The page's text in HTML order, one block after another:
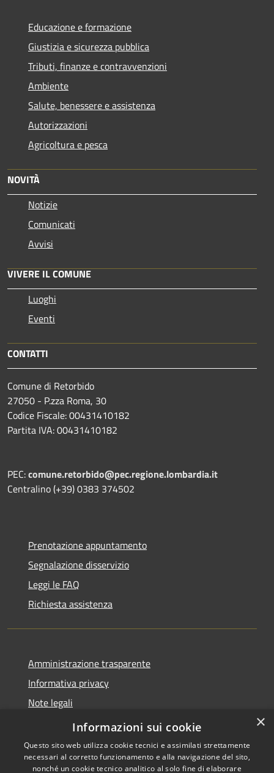
Educazione e formazione
Giustizia e sicurezza pubblica
Tributi, finanze e contravvenzioni
Ambiente
Salute, benessere e assistenza
Autorizzazioni
Agricoltura e pesca
NOVITÀ
Notizie
Comunicati
Avvisi
VIVERE IL COMUNE
Luoghi
Eventi
CONTATTI
Comune di Retorbido
27050 - P.zza Roma, 30
Codice Fiscale: 00431410182
Partita IVA: 00431410182
PEC:comune.retorbido@pec.regione.lombardia.it
Centralino (+39) 0383 374502
Prenotazione appuntamento
Segnalazione disservizio
Leggi le FAQ
Richiesta assistenza
Amministrazione trasparente
Informativa privacy
Note legali
Dichiarazione di accessibilità
×
Informazioni sui cookie
Questo sito web utilizza cookie tecnici e assimilati strettamente
necessari al corretto funzionamento e alla navigazione del sito,
nonché un cookie tecnico analitico al solo fine di elaborare